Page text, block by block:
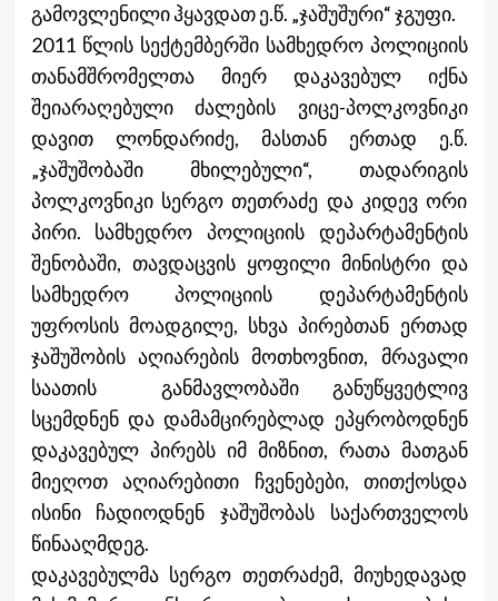
გამოვლენილი ჰყავდათ ე.წ. „ჯაშუშური“ ჯგუფი.
2011 წლის სექტემბერში სამხედრო პოლიციის
თანამშრომელთა მიერ დაკავებულ იქნა
შეიარაღებული ძალების ვიცე-პოლკოვნიკი
დავით ლონდარიძე, მასთან ერთად ე.წ.
„ჯაშუშობაში მხილებული“, თადარიგის
პოლკოვნიკი სერგო თეთრაძე და კიდევ ორი
პირი. სამხედრო პოლიციის დეპარტამენტის
შენობაში, თავდაცვის ყოფილი მინისტრი და
სამხედრო პოლიციის დეპარტამენტის
უფროსის მოადგილე, სხვა პირებთან ერთად
ჯაშუშობის აღიარების მოთხოვნით, მრავალი
საათის განმავლობაში განუწყვეტლივ
სცემდნენ და დამამცირებლად ეპყრობოდნენ
დაკავებულ პირებს იმ მიზნით, რათა მათგან
მიეღოთ აღიარებითი ჩვენებები, თითქოსდა
ისინი ჩადიოდნენ ჯაშუშობას საქართველოს
წინააღმდეგ.
დაკავებულმა სერგო თეთრაძემ, მიუხედავად